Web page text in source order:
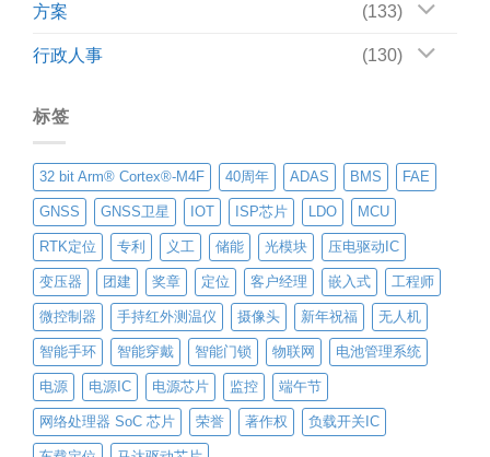
方案 (133)
行政人事 (130)
标签
32 bit Arm® Cortex®-M4F 40周年 ADAS BMS FAE
GNSS GNSS卫星 IOT ISP芯片 LDO MCU
RTK定位 专利 义工 储能 光模块 压电驱动IC
变压器 团建 奖章 定位 客户经理 嵌入式 工程师
微控制器 手持红外测温仪 摄像头 新年祝福 无人机
智能手环 智能穿戴 智能门锁 物联网 电池管理系统
电源 电源IC 电源芯片 监控 端午节
网络处理器 SoC 芯片 荣誉 著作权 负载开关IC